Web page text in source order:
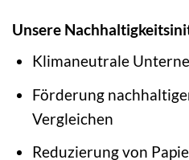
Unsere
Klimaneutrale
Förderung
Vergleichen
Reduzierung von